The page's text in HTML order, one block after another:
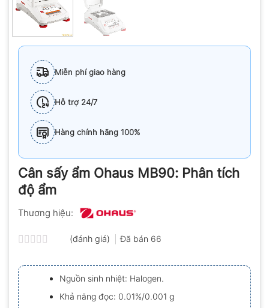
Miễn phí giao hàng
Hỗ trợ 24/7
Hàng chính hãng 100%
Cân sấy ẩm Ohaus MB90: Phân tích
độ ẩm
Thương hiệu:
xếp
hạng
0.0
5
sao
(đánh giá) Đã bán 66
Nguồn sinh nhiệt: Halogen.
Khả năng đọc: 0.01%/0.001 g